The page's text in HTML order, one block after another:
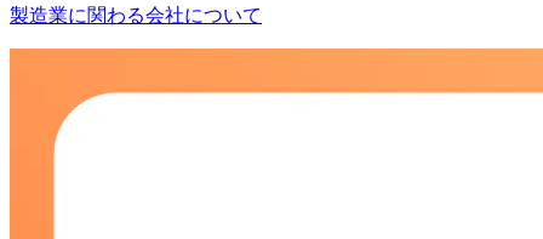
製造業に関わる会社について